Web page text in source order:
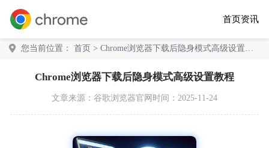
首页资讯
您当前位置： 首页 > Chrome浏览器下载后隐身模式高级设置教
Chrome浏览器下载后隐身模式高级设置教程
文章来源： 谷歌浏览器官网 时间：2025-11-24